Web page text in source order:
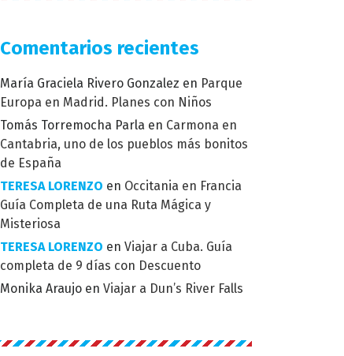
Comentarios recientes
María Graciela Rivero Gonzalez en Parque
Europa en Madrid. Planes con Niños
Tomás Torremocha Parla en Carmona en
Cantabria, uno de los pueblos más bonitos
de España
TERESA LORENZO en Occitania en Francia
Guía Completa de una Ruta Mágica y
Misteriosa
TERESA LORENZO en Viajar a Cuba. Guía
completa de 9 días con Descuento
Monika Araujo en Viajar a Dun’s River Falls